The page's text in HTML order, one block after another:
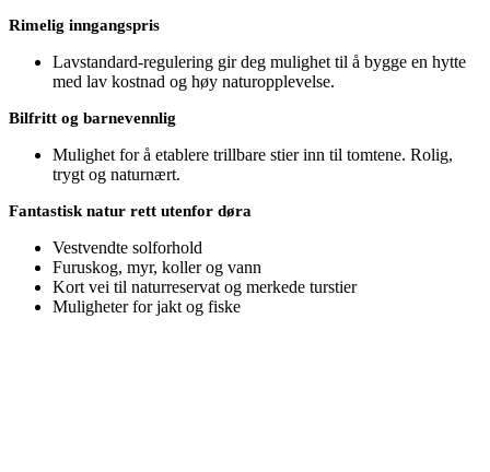
Rimelig inngangspris
Lavstandard-regulering gir deg mulighet til å bygge en hytte
med lav kostnad og høy naturopplevelse.
Bilfritt og barnevennlig
Mulighet for å etablere trillbare stier inn til tomtene. Rolig,
trygt og naturnært.
Fantastisk natur rett utenfor døra
Vestvendte solforhold
Furuskog, myr, koller og vann
Kort vei til naturreservat og merkede turstier
Muligheter for jakt og fiske